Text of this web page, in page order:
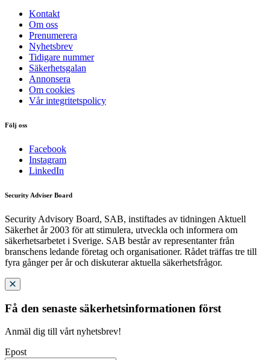
Kontakt
Om oss
Prenumerera
Nyhetsbrev
Tidigare nummer
Säkerhetsgalan
Annonsera
Om cookies
Vår integritetspolicy
Följ oss
Facebook
Instagram
LinkedIn
Security Adviser Board
Security Advisory Board, SAB, instiftades av tidningen Aktuell
Säkerhet år 2003 för att stimulera, utveckla och informera om
säkerhetsarbetet i Sverige. SAB består av representanter från
branschens ledande företag och organisationer. Rådet träffas tre till
fyra gånger per år och diskuterar aktuella säkerhetsfrågor.
Få den senaste säkerhetsinformationen först
Anmäl dig till vårt nyhetsbrev!
Epost